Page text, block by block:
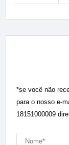
*se você não
para o nosso e-
18151000009